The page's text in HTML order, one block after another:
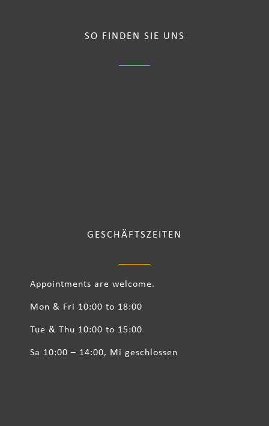
SO FINDEN SIE UNS
GESCHÄFTSZEITEN
Appointments are welcome.
Mon & Fri 10:00 to 18:00
Tue & Thu 10:00 to 15:00
Sa 10:00 – 14:00, Mi geschlossen